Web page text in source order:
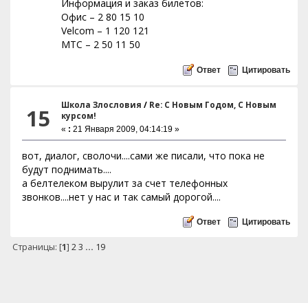
Информация и заказ билетов:
Офис – 2 80 15 10
Velcom – 1 120 121
МТС – 2 50 11 50
Ответ Цитировать
15 Школа Злословия / Re: С Новым Годом, С Новым
курсом!
« : 21 Января 2009, 04:14:19 »
вот, диалог, сволочи....сами же писали, что пока не
будут поднимать....
а белтелеком вырулит за счет телефонных
звонков....нет у нас и так самый дорогой....
Ответ Цитировать
Страницы: [1] 2 3 ... 19